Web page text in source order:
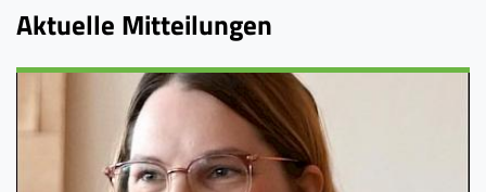
Aktuelle Mitteilungen